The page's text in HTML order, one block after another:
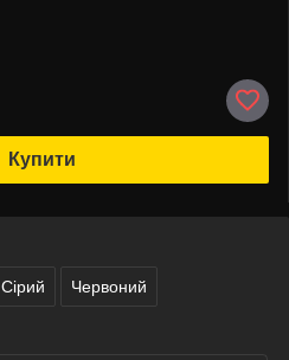
Купити
Сірий Червоний